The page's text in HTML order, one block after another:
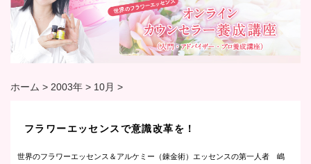
ホーム > 2003年 > 10月 >
フラワーエッセンスで意識改革を！
世界のフラワーエッセンス＆アルケミー（錬金術）エッセンスの第一人者 嶋